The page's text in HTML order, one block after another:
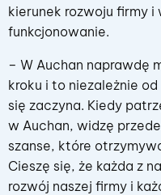
kierunek rozwoju firmy i
funkcjonowanie.
– W Auchan naprawdę
kroku i to niezależnie
się zaczyna. Kiedy
w Auchan, widzę
szanse, które
Cieszę się, że każda z
rozwój naszej firmy i